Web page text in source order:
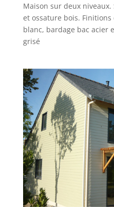
Maison sur deux
et ossature bois.
blanc, bardage bac acier
grisé